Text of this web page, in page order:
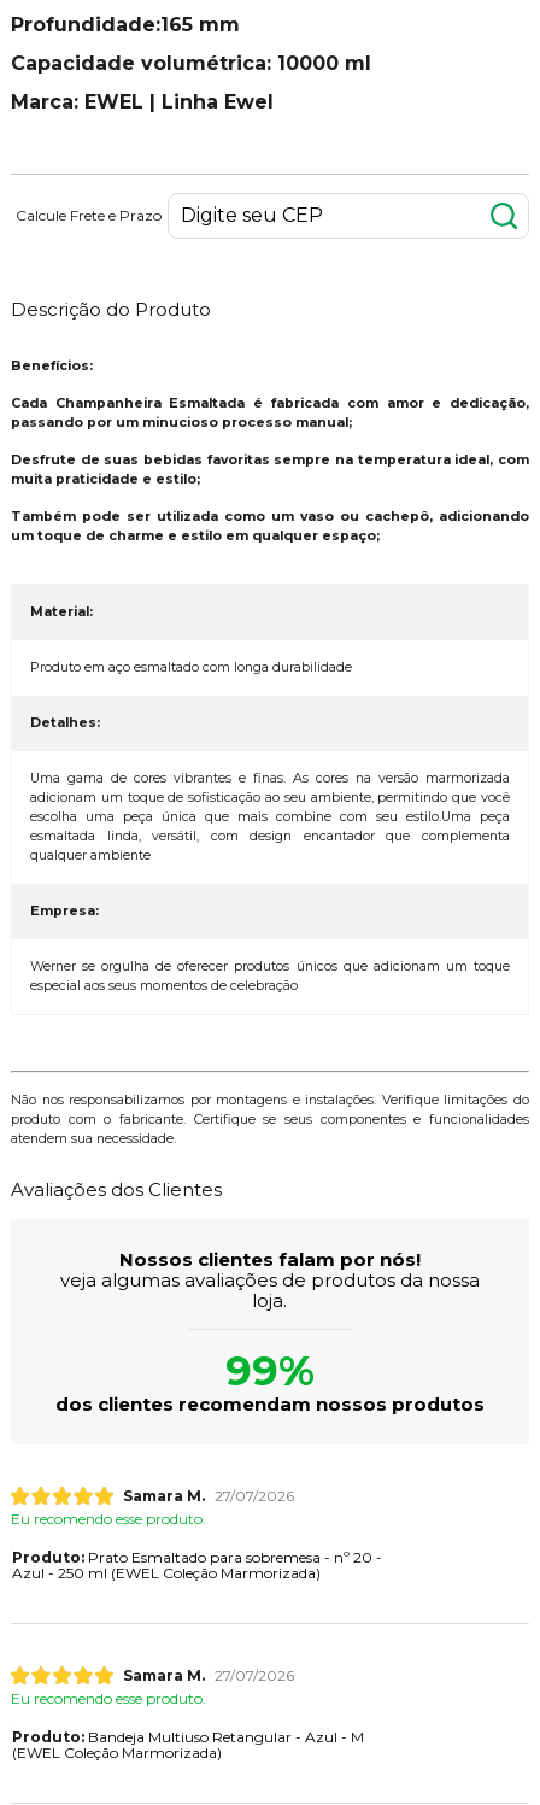
Profundidade:165 mm
Capacidade volumétrica: 10000 ml
Marca: EWEL | Linha Ewel
Calcule Frete e Prazo
Descrição do Produto
Benefícios:
Cada Champanheira Esmaltada é fabricada com amor e dedicação,
passando por um minucioso processo manual;
Desfrute de suas bebidas favoritas sempre na temperatura ideal, com
muita praticidade e estilo;
Também pode ser utilizada como um vaso ou cachepô, adicionando
um toque de charme e estilo em qualquer espaço;
Material:
Produto em aço esmaltado com longa durabilidade
Detalhes:
Uma gama de cores vibrantes e finas. As cores na versão marmorizada
adicionam um toque de sofisticação ao seu ambiente, permitindo que você
escolha uma peça única que mais combine com seu estilo.Uma peça
esmaltada linda, versátil, com design encantador que complementa
qualquer ambiente
Empresa:
Werner se orgulha de oferecer produtos únicos que adicionam um toque
especial aos seus momentos de celebração
Não nos responsabilizamos por montagens e instalações. Verifique limitações do
produto com o fabricante. Certifique se seus componentes e funcionalidades
atendem sua necessidade.
Avaliações dos Clientes
Nossos clientes falam por nós!
veja algumas avaliações de produtos da nossa
loja.
99%
dos clientes recomendam nossos produtos
Samara M. 27/07/2026
Eu recomendo esse produto.
Produto:Prato Esmaltado para sobremesa - nº 20 -
Azul - 250 ml (EWEL Coleção Marmorizada)
Samara M. 27/07/2026
Eu recomendo esse produto.
Produto:Bandeja Multiuso Retangular - Azul - M
(EWEL Coleção Marmorizada)